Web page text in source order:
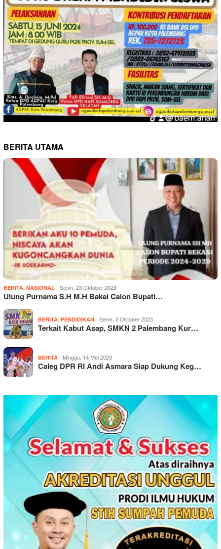
BERITA UTAMA
BERITA, NASIONAL Senin, 23 Oktober 2023
Ulung Purnama S.H M.H Bakal Calon Bupati…
BERITA, PENDIDIKAN Senin, 2 Oktober 2023
Terkait Kabut Asap, SMKN 2 Palembang Kur…
BERITA Minggu, 14 Mei 2023
Caleg DPR RI Andi Asmara Siap Dukung Keg…